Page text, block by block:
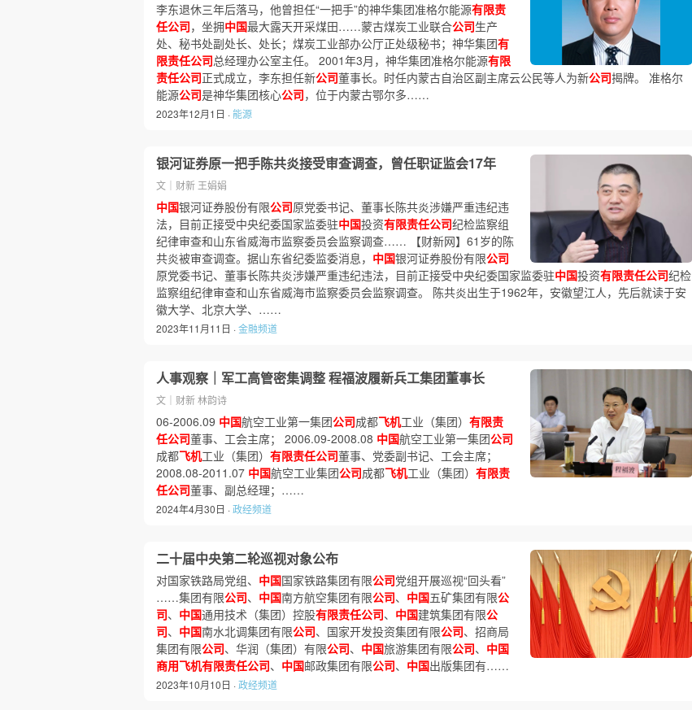
李东退休三年后落马，他曾担任“一把手”的神华集团准格尔能源有限责
任公司，坐拥中国最大露天开采煤田……蒙古煤炭工业联合公司生产
处、秘书处副处长、处长；煤炭工业部办公厅正处级秘书；神华集团有
限责任公司总经理办公室主任。 2001年3月，神华集团准格尔能源有限
责任公司正式成立，李东担任新公司董事长。时任内蒙古自治区副主席云公民等人为新公司揭牌。 准格尔
能源公司是神华集团核心公司，位于内蒙古鄂尔多……
2023年12月1日 · 能源
银河证券原一把手陈共炎接受审查调查，曾任职证监会17年
文｜财新 王娟娟
中国银河证券股份有限公司原党委书记、董事长陈共炎涉嫌严重违纪违
法，目前正接受中央纪委国家监委驻中国投资有限责任公司纪检监察组
纪律审查和山东省威海市监察委员会监察调查…… 【财新网】61岁的陈
共炎被审查调查。据山东省纪委监委消息， 中国银河证券股份有限公司
原党委书记、董事长陈共炎涉嫌严重违纪违法，目前正接受中央纪委国家监委驻中国投资有限责任公司纪检
监察组纪律审查和山东省威海市监察委员会监察调查。 陈共炎出生于1962年，安徽望江人，先后就读于安
徽大学、北京大学、……
2023年11月11日 ·金融频道
人事观察｜军工高管密集调整 程福波履新兵工集团董事长
文｜财新 林韵诗
06-2006.09 中国航空工业第一集团公司成都飞机工业（集团） 有限责
任公司董事、工会主席； 2006.09-2008.08 中国航空工业第一集团公司
成都飞机工业（集团） 有限责任公司董事、党委副书记、工会主席；
2008.08-2011.07 中国航空工业集团公司成都飞机工业（集团） 有限责
任公司董事、副总经理；……
2024年4月30日 ·政经频道
二十届中央第二轮巡视对象公布
对国家铁路局党组、 中国国家铁路集团有限公司党组开展巡视“回头看”
……集团有限公司、 中国南方航空集团有限公司、 中国五矿集团有限公
司、 中国通用技术（集团）控股有限责任公司、 中国建筑集团有限公
司、 中国南水北调集团有限公司、国家开发投资集团有限公司、招商局
集团有限公司、华润（集团）有限公司、 中国旅游集团有限公司、 中国
商用飞机有限责任公司、 中国邮政集团有限公司、 中国出版集团有……
2023年10月10日 ·政经频道